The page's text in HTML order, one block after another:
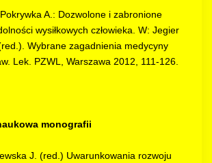
A.: Dozwolone i zabronione
wysiłkowych człowieka. W: Jegier
Wybrane zagadnienia medycyny
Lek. PZWL, Warszawa 2012, 111-126.
monografii
J. (red.) Uwarunkowania rozwoju